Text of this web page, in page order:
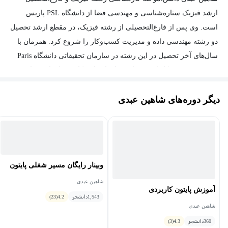
پس اگر شما هم به دنبال بهبود رزومه خود برای استخدام در
شده فعالیت حرفه‌ای داشته باشید، کسب دانش درزمینهٔ لینوکس
بعد از فراگیری دوره آموزش لینوکس چه مهارت‌هایی کسب
ارشد فیزیک ستاره‌شناسی و مهندسی فضا از دانشگاه PSL پاریس
است. وی پس از فارغ‌التحصیلی از رشته فیزیک، در مقطع ارشد تحصیل
دو رشته مهندسی داده و مدیریت کسب‌وکار را شروع کرد. همزمان با
سال‌های آخر تحصیل در این رشته در سازمان تحقیقاتی دانشگاه Paris
است، مشغول بکار بوده است.
دیگر دوره‌های شاهین عبدی
آموزش پایتون کاربردی
شاهین عبدی
360دانشجو 4.3
(3)
وبینار رایگان مسیر شغلی پایتون
شاهین عبدی
1,543دانشجو 4.2
(23)